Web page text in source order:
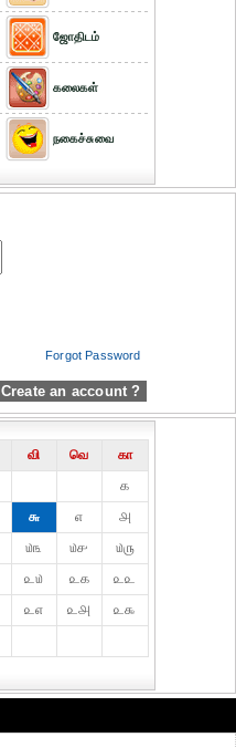
ஜோதிடம்
கலைகள்
நகைச்சுவை
Forgot Password
Create an account ?
வி வெ
கா
௧
௬ ௭
௮
௰௩ ௰௪
௰௫
௨௰ ௨௧
௨௨
௨௭ ௨௮
௨௯